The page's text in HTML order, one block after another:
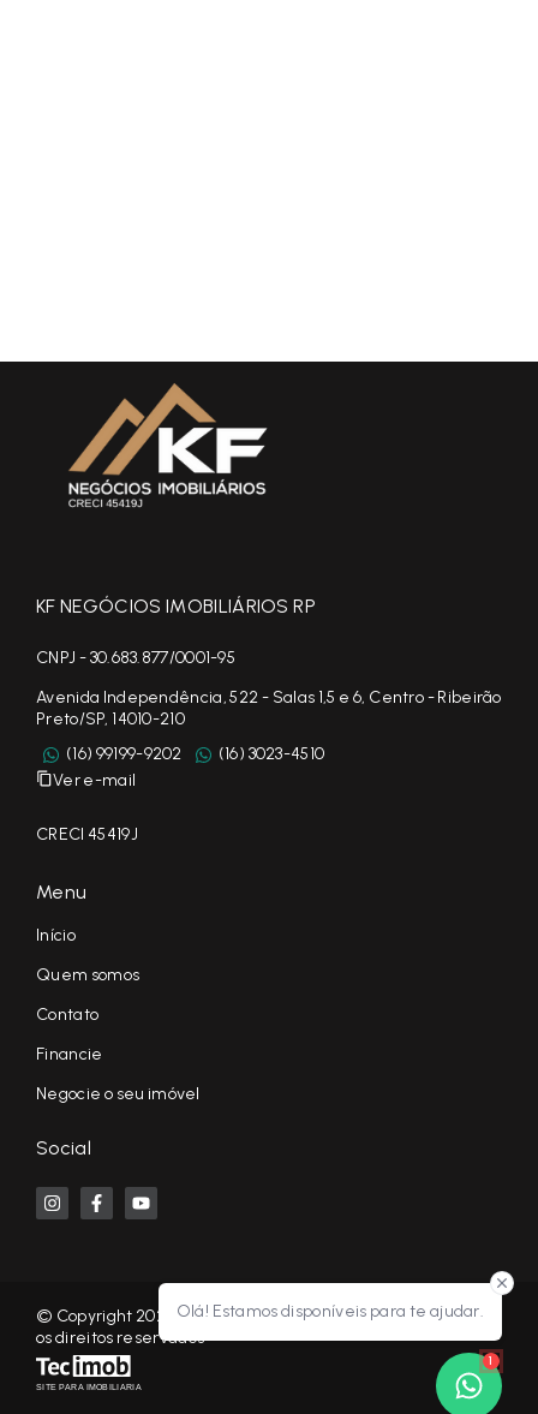
Olá! Estamos disponíveis para te ajudar.
1
KF NEGÓCIOS IMOBILIÁRIOS RP
CNPJ - 30.683.877/0001-95
Avenida Independência, 522 - Salas 1,5 e 6, Centro - Ribeirão
Preto/SP, 14010-210
(16) 99199-9202
(16) 3023-4510
Ver e-mail
CRECI 45419J
Menu
Início
Quem somos
Contato
Financie
Negocie o seu imóvel
Social
© Copyright 2026 - KF NEGÓCIOS IMOBILIÁRIOS RP - Todos
os direitos reservados
SITE PARA IMOBILIARIA